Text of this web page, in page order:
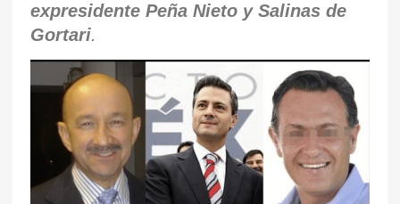
expresidente Peña Nieto y Salinas de
Gortari.